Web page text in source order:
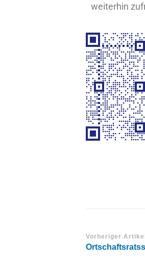
weiterhin
Vorheriger